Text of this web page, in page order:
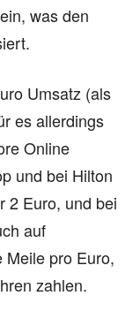
was den
Umsatz (als
es allerdings
Online
und bei Hilton
2 Euro, und bei
auf
Meile pro Euro,
zahlen.